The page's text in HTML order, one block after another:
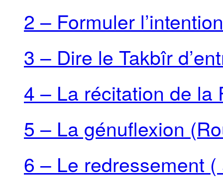
2 – Formuler l’intention
3 – Dire le Takbîr
4 – La récitation de la
5 – La génuflexion
6 – Le redressement